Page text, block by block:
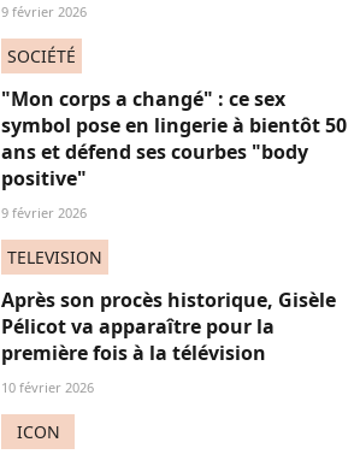
9 février 2026
SOCIÉTÉ
"Mon corps a changé" : ce sex
symbol pose en lingerie à bientôt 50
ans et défend ses courbes "body
positive"
9 février 2026
TELEVISION
Après son procès historique, Gisèle
Pélicot va apparaître pour la
première fois à la télévision
10 février 2026
ICON